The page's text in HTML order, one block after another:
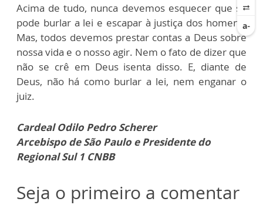
Acima de tudo, nunca devemos esquecer que se
pode burlar a lei e escapar à justiça dos homens.
Mas, todos devemos prestar contas a Deus sobre
nossa vida e o nosso agir. Nem o fato de dizer que
não se crê em Deus isenta disso. E, diante de
Deus, não há como burlar a lei, nem enganar o
juiz.
Cardeal Odilo Pedro Scherer
Arcebispo de São Paulo e Presidente do
Regional Sul 1 CNBB
Seja o primeiro a comentar